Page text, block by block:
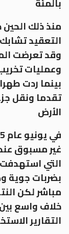
منذ ذلك
التعقيد
وقد تعرضت
وعمليات
بينما ردت
تقدما ونقل
الأرض
غير مسبوق
التي
بضربات جوية
مباشر لكن
خلاف واسع
التقارير